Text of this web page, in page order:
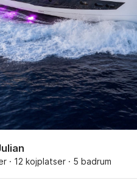
· 12 kojplatser · 5 badrum